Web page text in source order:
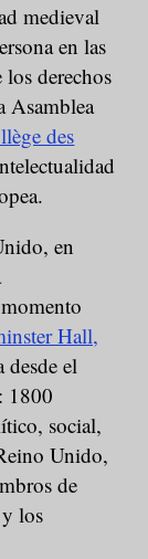
medieval
en las
derechos
Asamblea
des
en
Hall,
el
1800
social,
Unido,
de
los